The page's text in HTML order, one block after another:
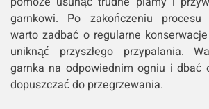
garnkowi. Po zakończeniu procesu
warto zadbać o regularne
uniknąć przyszłego przypalania.
garnka na odpowiednim ogniu i dbać
dopuszczać do przegrzewania.